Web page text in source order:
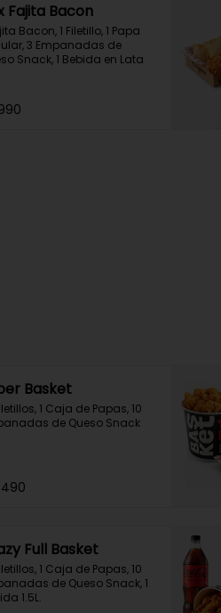
Fajita Bacon
Bacon, 1 Filetillo, 1 Papa
3 Empanadas de
Snack, 1 Bebida en Lata
Basket
1 Caja de Papas, 10
de Queso Snack
Full Basket
1 Caja de Papas, 10
de Queso Snack, 1
1.5L.